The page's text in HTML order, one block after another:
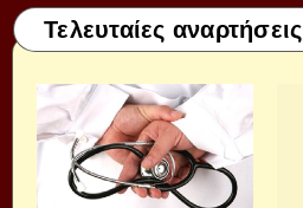
Τελευταίες αναρτήσεις